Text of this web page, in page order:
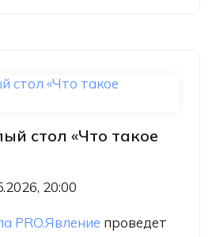
стол «Что такое
20:00
PRO.Явление проведет